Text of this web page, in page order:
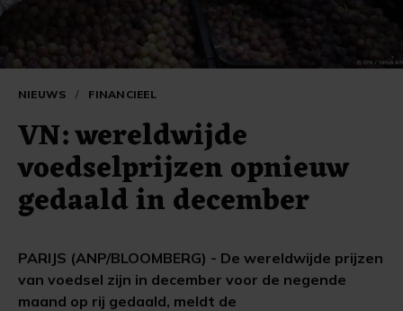
NIEUWS / FINANCIEEL
VN: wereldwijde
voedselprijzen opnieuw
gedaald in december
PARIJS (ANP/BLOOMBERG) - De wereldwijde prijzen
van voedsel zijn in december voor de negende
maand op rij gedaald, meldt de